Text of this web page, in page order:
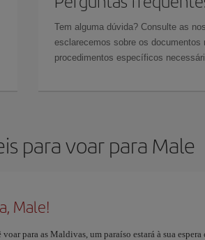
Tem alguma dúvida? Consulte as
esclarecemos sobre os
procedimentos específicos
para voar para Male
Male!
voar para as Maldivas, um paraíso estará à sua